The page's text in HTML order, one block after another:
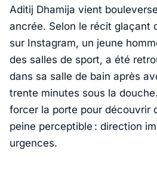
Aditij Dhamija vient
ancrée. Selon le récit glaçant
sur Instagram, un jeune
des salles de sport, a été
dans sa salle de bain après
trente minutes sous la
forcer la porte pour découvrir
peine perceptible : direction
urgences.